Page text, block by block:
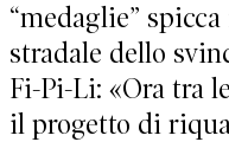
“medaglie”
stradale dello
Fi-Pi-Li: «Ora tra
il progetto di